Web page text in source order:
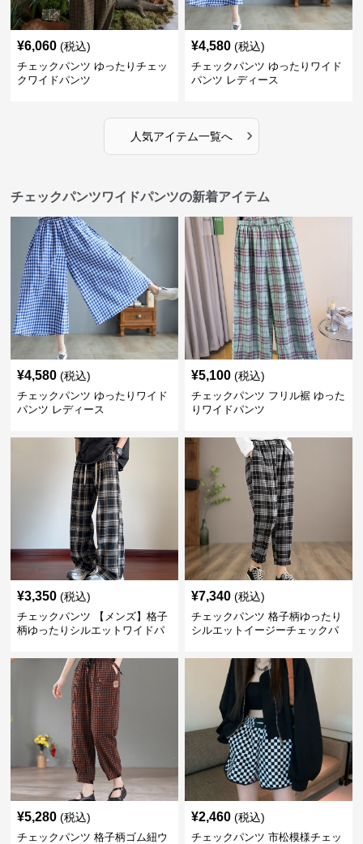
¥6,060 (税込)
チェックパンツ ゆったりチェッ
クワイドパンツ
¥4,580 (税込)
チェックパンツ ゆったりワイド
パンツ レディース
人気アイテム一覧へ ›
チェックパンツワイドパンツの新着アイテム
¥4,580 (税込)
チェックパンツ ゆったりワイド
パンツ レディース
¥5,100 (税込)
チェックパンツ フリル裾 ゆった
りワイドパンツ
¥3,350 (税込)
チェックパンツ 【メンズ】格子
柄ゆったりシルエットワイドパ
¥7,340 (税込)
チェックパンツ 格子柄ゆったり
シルエットイージーチェックパ
¥5,280 (税込)
チェックパンツ 格子柄ゴム紐ウ
¥2,460 (税込)
チェックパンツ 市松模様チェッ